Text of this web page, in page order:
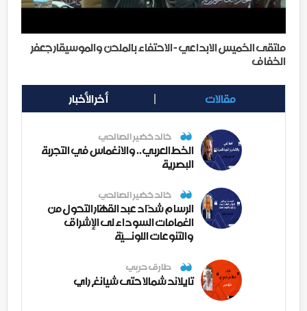
ملتقى الخميس الابداعي - الاحتفاء بالملحن والموسيقار جعفر
الخفاف
مقالات أخر الأخبار
خالد خضير الصالحي
الخط العربي.. والانغماس في التجربة
البصرية
خالد خضير الصالحي
الرسام شدّاد عبد القهّار التحول من
الغمامات السوداء لى الإشراق
والتنوعات اللونــيّة
طارق حربي
تايلاند شمالا حتى شيانغ راي